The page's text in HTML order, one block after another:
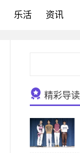
乐活 资讯
精彩导读